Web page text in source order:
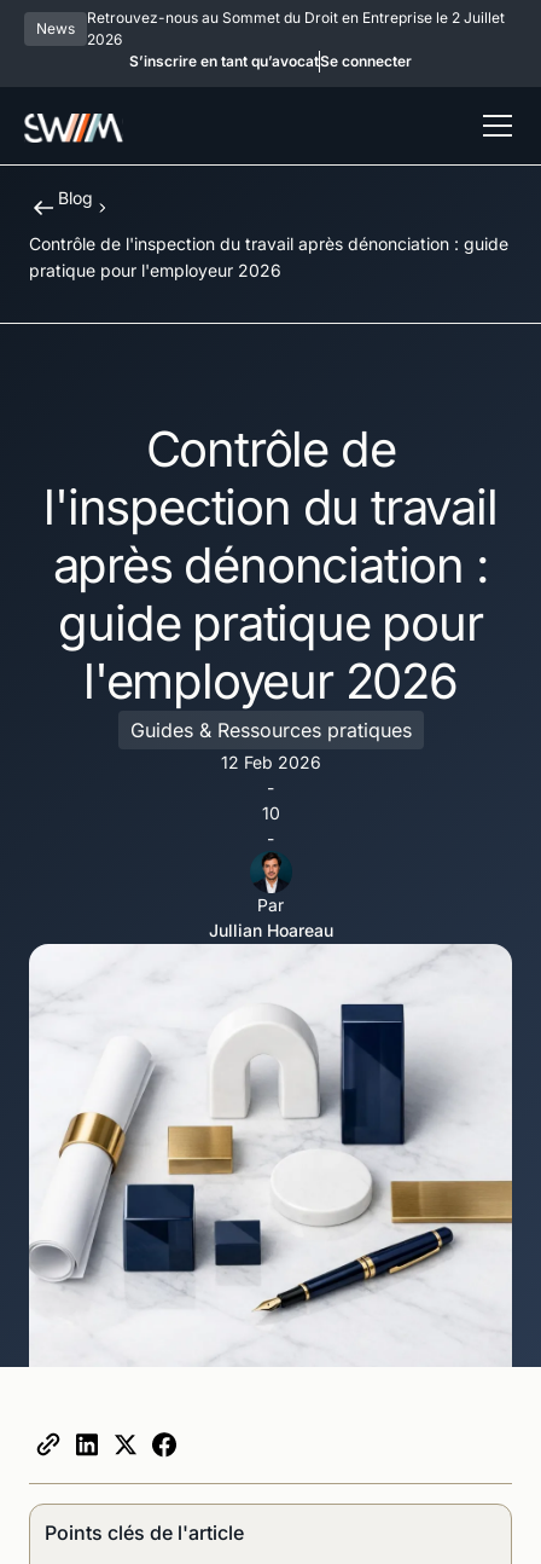
News
Retrouvez-nous au Sommet du Droit en Entreprise le 2 Juillet
2026
S’inscrire en tant qu’avocatSe connecter
Blog
Contrôle de l'inspection du travail après dénonciation : guide
pratique pour l'employeur 2026
Contrôle de
l'inspection du travail
après dénonciation :
guide pratique pour
l'employeur 2026
Guides & Ressources pratiques
12 Feb 2026
-
10
-
Par
Jullian Hoareau
Points clés de l'article